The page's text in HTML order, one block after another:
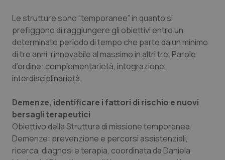
Marche
Molise
Piemonte
Provincia Autonoma di Bolzano
Provincia Autonoma di Trento
Donna & Salute
Epatiti
HIV
Infezioni & Febbre
Ipertensione & Scompenso
Le strutture sono “temporanee” in quanto si
prefiggono di raggiungere gli obiettivi entro un
determinato periodo di tempo che parte da un minimo
di tre anni, rinnovabile al massimo in altri tre. Parole
d’ordine: complementarietà, integrazione,
interdisciplinarietà.
Demenze, identificare i fattori di rischio e nuovi
bersagli terapeutici
Obiettivo della Struttura di missione temporanea
Demenze: prevenzione e percorsi assistenziali,
ricerca, diagnosi e terapia, coordinata da Daniela